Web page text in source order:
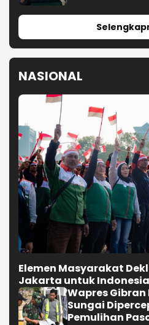
NASIONAL
Elemen Masyarakat
Jakarta untuk Indonesia
Wapres
Sungai
Pemulihan